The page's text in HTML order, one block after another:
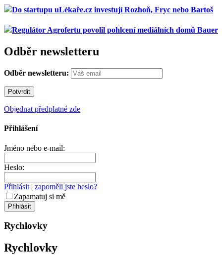
Do startupu uLékaře.cz investují Rozhoň, Fryc nebo Bartoš
Regulátor Agrofertu povolil pohlcení mediálních domů Bauer
Odběr newsletteru
Odběr newsletteru:
Objednat předplatné zde
Přihlášení
Jméno nebo e-mail:
Heslo:
Přihlásit | zapoměli jste heslo?
Zapamatuj si mě
Rychlovky
Rychlovky